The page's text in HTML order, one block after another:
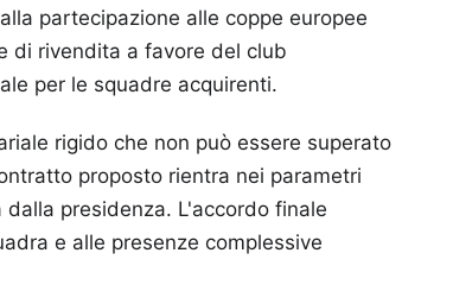
partecipazione alle coppe europee
di rivendita a favore del club
per le squadre acquirenti.
rigido che non può essere superato
proposto rientra nei parametri
presidenza. L'accordo finale
e alle presenze complessive